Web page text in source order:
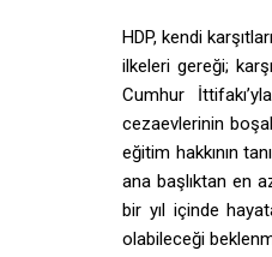
HDP, kendi
ilkeleri gereği;
Cumhur
cezaevlerinin
eğitim hakkının
ana başlıktan en
bir yıl içinde
olabileceği